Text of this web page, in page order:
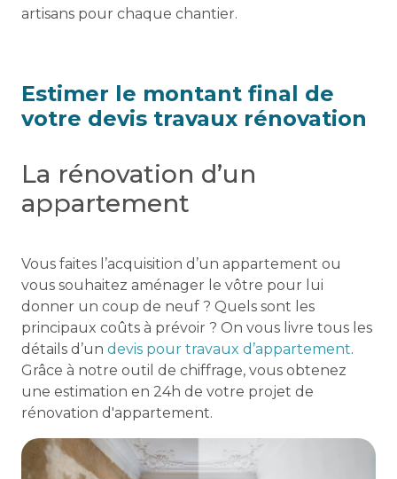
artisans pour chaque chantier.
Estimer le montant final de
votre devis travaux rénovation
La rénovation d’un
appartement
Vous faites l’acquisition d’un appartement ou
vous souhaitez aménager le vôtre pour lui
donner un coup de neuf ? Quels sont les
principaux coûts à prévoir ? On vous livre tous les
détails d’un devis pour travaux d’appartement.
Grâce à notre outil de chiffrage, vous obtenez
une estimation en 24h de votre projet de
rénovation d'appartement.